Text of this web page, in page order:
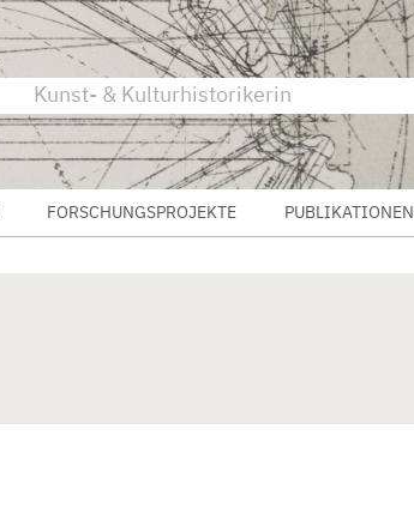
Kunst- & Kulturhistorikerin
FORSCHUNGSPROJEKTE PUBLIKATIONEN